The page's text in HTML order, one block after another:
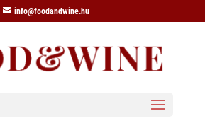
info@foodandwine.hu